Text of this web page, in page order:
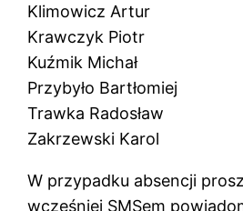
Klimowicz Artur
Krawczyk Piotr
Kuźmik Michał
Przybyło Bartłomiej
Trawka Radosław
Zakrzewski Karol
W przypadku absencji
wcześniej SMSem